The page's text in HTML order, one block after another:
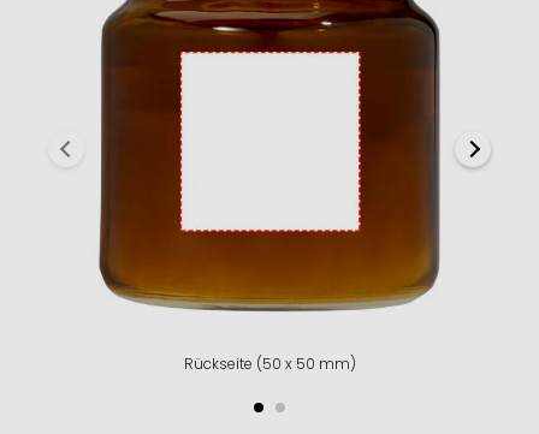
Rückseite (50 x 50 mm)